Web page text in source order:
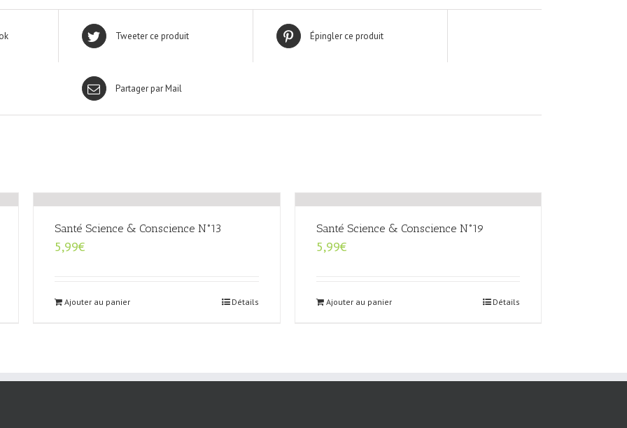
Tweeter ce produit Épingler ce produit
Partager par Mail
Santé Science & Conscience N°13
5,99€
Ajouter au panier Détails
Santé Science & Conscience N°19
5,99€
Ajouter au panier Détails